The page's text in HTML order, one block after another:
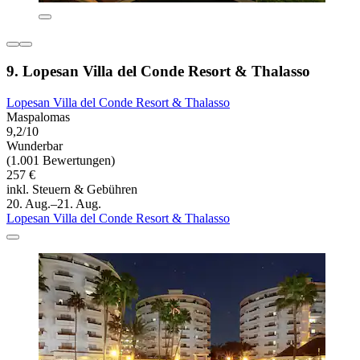
9. Lopesan Villa del Conde Resort & Thalasso
Lopesan Villa del Conde Resort & Thalasso
Maspalomas
9,2/10
Wunderbar
(1.001 Bewertungen)
257 €
inkl. Steuern & Gebühren
20. Aug.–21. Aug.
Lopesan Villa del Conde Resort & Thalasso